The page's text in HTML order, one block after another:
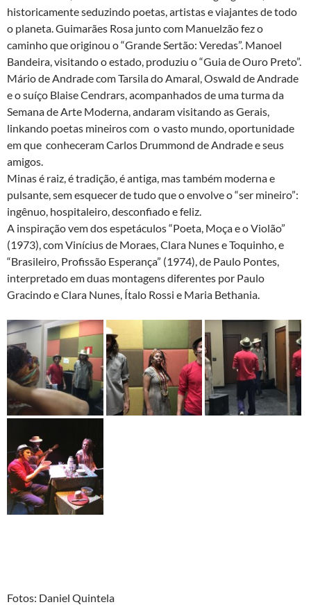
historicamente seduzindo poetas, artistas e viajantes de todo
o planeta. Guimarães Rosa junto com Manuelzão fez o
caminho que originou o “Grande Sertão: Veredas”. Manoel
Bandeira, visitando o estado, produziu o “Guia de Ouro Preto”.
Mário de Andrade com Tarsila do Amaral, Oswald de Andrade
e o suíço Blaise Cendrars, acompanhados de uma turma da
Semana de Arte Moderna, andaram visitando as Gerais,
linkando poetas mineiros com o vasto mundo, oportunidade
em que conheceram Carlos Drummond de Andrade e seus
amigos.
Minas é raiz, é tradição, é antiga, mas também moderna e
pulsante, sem esquecer de tudo que o envolve o “ser mineiro”:
ingênuo, hospitaleiro, desconfiado e feliz.
A inspiração vem dos espetáculos “Poeta, Moça e o Violão”
(1973), com Vinícius de Moraes, Clara Nunes e Toquinho, e
“Brasileiro, Profissão Esperança” (1974), de Paulo Pontes,
interpretado em duas montagens diferentes por Paulo
Gracindo e Clara Nunes, Ítalo Rossi e Maria Bethania.
Fotos: Daniel Quintela